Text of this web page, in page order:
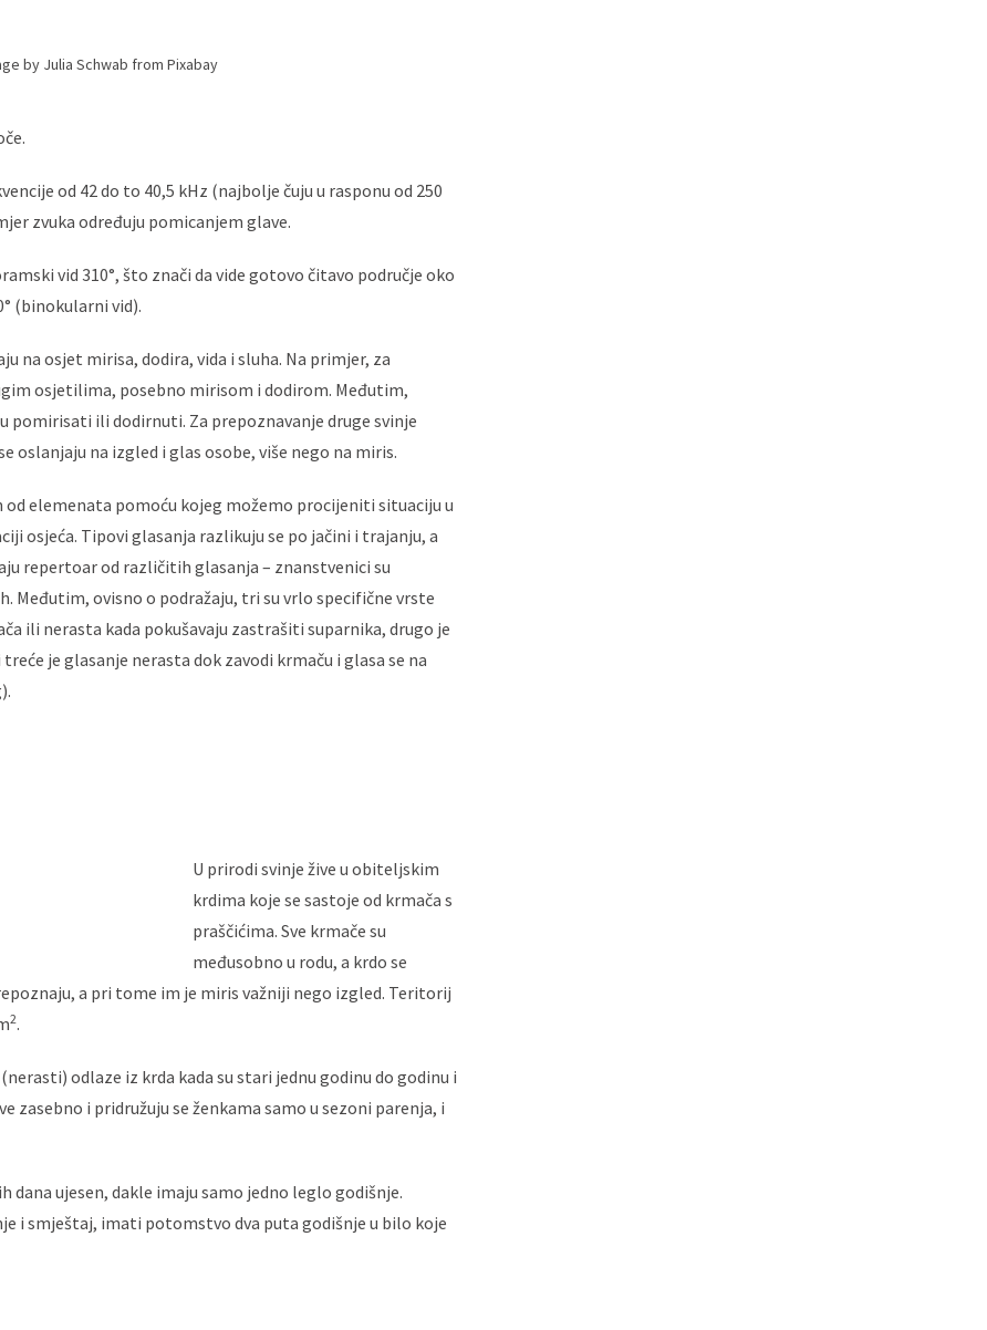
by Julia Schwab from Pixabay
od 42 do to 40,5 kHz (najbolje čuju u rasponu od 250
zvuka određuju pomicanjem glave.
vid 310°, što znači da vide gotovo čitavo područje oko
(binokularni vid).
na osjet mirisa, dodira, vida i sluha. Na primjer, za
osjetilima, posebno mirisom i dodirom. Međutim,
ili dodirnuti. Za prepoznavanje druge svinje
oslanjaju na izgled i glas osobe, više nego na miris.
elemenata pomoću kojeg možemo procijeniti situaciju u
osjeća. Tipovi glasanja razlikuju se po jačini i trajanju, a
repertoar od različitih glasanja – znanstvenici su
Međutim, ovisno o podražaju, tri su vrlo specifične vrste
ili nerasta kada pokušavaju zastrašiti suparnika, drugo je
je glasanje nerasta dok zavodi krmaču i glasa se na
U prirodi svinje žive u obiteljskim
krdima koje se sastoje od krmača s
praščićima. Sve krmače su
međusobno u rodu, a krdo se
a pri tome im je miris važniji nego izgled. Teritorij
2.
odlaze iz krda kada su stari jednu godinu do godinu i
zasebno i pridružuju se ženkama samo u sezoni parenja, i
dana ujesen, dakle imaju samo jedno leglo godišnje.
i smještaj, imati potomstvo dva puta godišnje u bilo koje